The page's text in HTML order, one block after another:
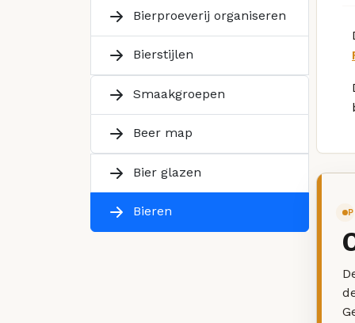
Bierproeverij organiseren
Bierstijlen
Smaakgroepen
Beer map
Bier glazen
Bieren